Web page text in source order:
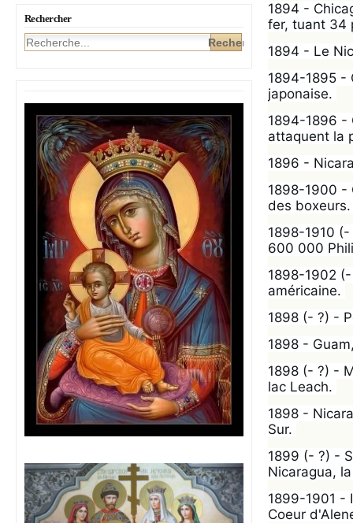
Rechercher
1894 -
fer, tuant 34
1894 - Le
1894-1895 -
japonaise.
1894-1896 -
attaquent la
1896 -
1898-1900 -
des
1898-1910
600 000
1898-1902
américaine.
1898 (- ?) -
1898 -
1898 (- ?) -
lac Leach.
1898 -
Sur.
1899 (- ?) -
Nicaragua,
1899-1901 -
Coeur